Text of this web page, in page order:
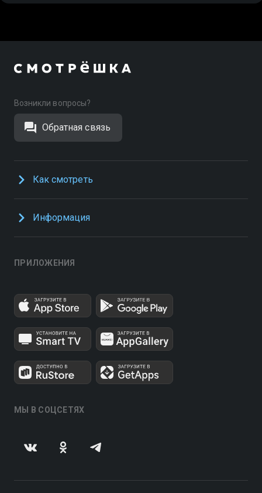
Возникли вопросы?
Обратная связь
Как смотреть
Информация
ПРИЛОЖЕНИЯ
МЫ В СОЦСЕТЯХ